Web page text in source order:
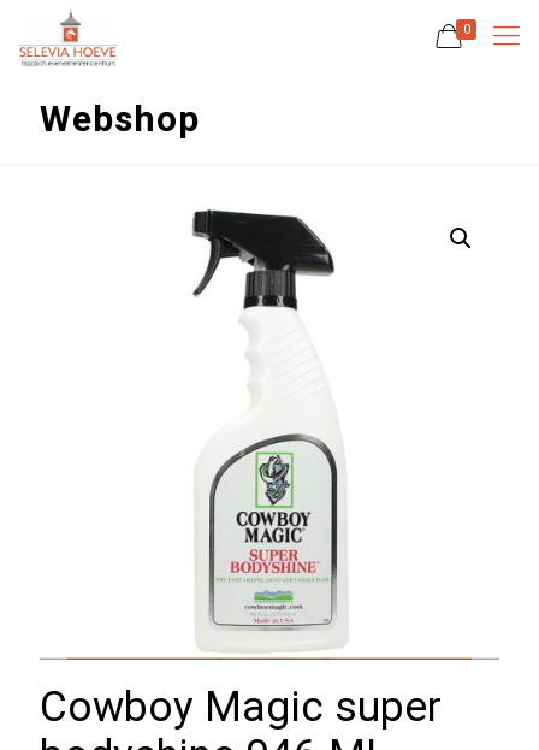
0
Webshop
Cowboy Magic super